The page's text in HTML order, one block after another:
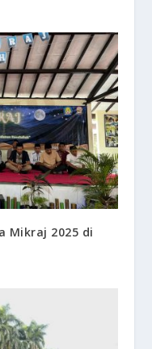
Mikraj 2025 di